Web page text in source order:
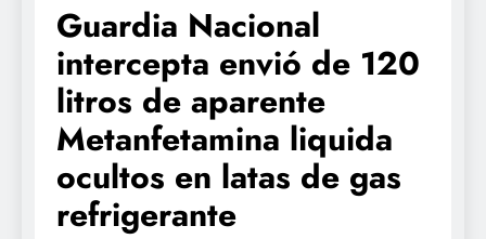
Guardia Nacional
intercepta envió de 120
litros de aparente
Metanfetamina liquida
ocultos en latas de gas
refrigerante